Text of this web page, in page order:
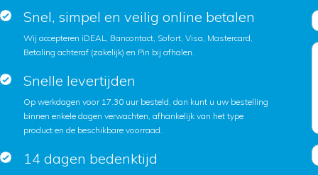
Snel, simpel en veilig online betalen
Wij accepteren iDEAL, Bancontact, Sofort, Visa, Mastercard,
Betaling achteraf (zakelijk) en Pin bij afhalen.
Snelle levertijden
Op werkdagen voor 17.30 uur besteld, dan kunt u uw bestelling
binnen enkele dagen verwachten, afhankelijk van het type
product en de beschikbare voorraad.
14 dagen bedenktijd